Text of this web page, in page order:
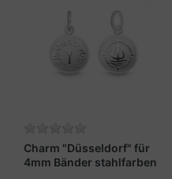
Charm "Düsseldorf" für
4mm Bänder stahlfarben